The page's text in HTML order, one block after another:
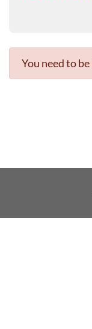
You need to